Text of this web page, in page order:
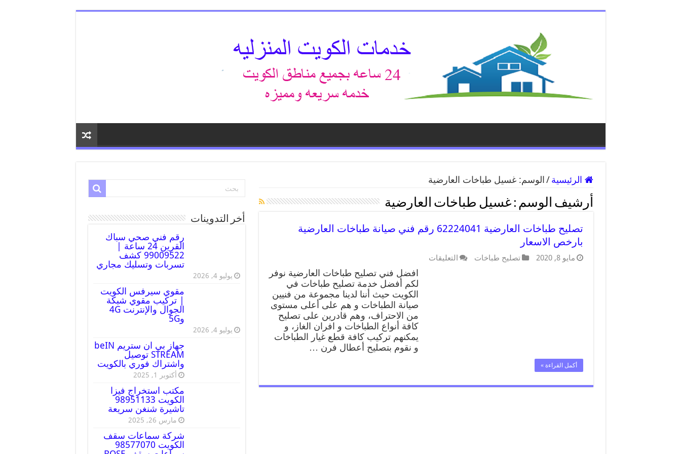
الرئيسية / الوسم:غسيل طباخات العارضية
أرشيف الوسم : غسيل طباخات العارضية
تصليح طباخات العارضية 62224041 رقم فني صيانة طباخات العارضية
بارخص الاسعار
مايو 8, 2020 تصليح طباخات التعليقات
افضل فني تصليح طباخات العارضية نوفر
لكم أفضل خدمة تصليح طباخات في
الكويت حيث أننا لدينا مجموعة من فنيين
صيانة الطباخات و هم على أعلى مستوى
من الاحتراف، وهم قادرين على تصليح
كافة أنواع الطباخات و افران الغاز، و
يمكنهم تركيب كافة قطع غيار الطباخات
و نقوم بتصليح أعطال فرن …
أكمل القراءة »
أخر التدوينات
رقم فني صحي سباك
القرين 24 ساعة |
99009522 كشف
تسربات وتسليك مجاري
يوليو 4, 2026
مقوي سيرفس الكويت
| تركيب مقوي شبكة
الجوال والإنترنت 4G
و5G
يوليو 4, 2026
جهاز بي ان ستريم beIN
STREAM توصيل
واشتراك فوري بالكويت
أكتوبر 1, 2025
مكتب استخراج فيزا
الكويت 98951133
تاشيرة شنغن سريعة
مارس 26, 2025
شركة سماعات سقف
الكويت 98577070